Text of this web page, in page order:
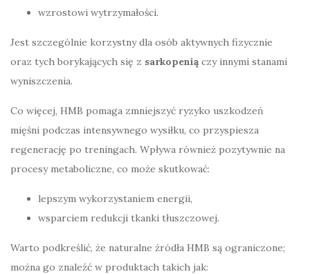
wzrostowi wytrzymałości.
Jest szczególnie korzystny dla osób aktywnych fizycznie
oraz tych borykających się z sarkopenią czy innymi stanami
wyniszczenia.
Co więcej, HMB pomaga zmniejszyć ryzyko uszkodzeń
mięśni podczas intensywnego wysiłku, co przyspiesza
regenerację po treningach. Wpływa również pozytywnie na
procesy metaboliczne, co może skutkować:
lepszym wykorzystaniem energii,
wsparciem redukcji tkanki tłuszczowej.
Warto podkreślić, że naturalne źródła HMB są ograniczone;
można go znaleźć w produktach takich jak: